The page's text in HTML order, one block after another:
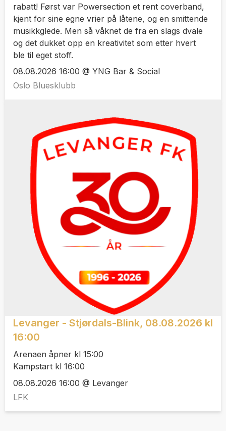
rabatt! Først var Powersection et rent coverband,
kjent for sine egne vrier på låtene, og en smittende
musikkglede. Men så våknet de fra en slags dvale
og det dukket opp en kreativitet som etter hvert
ble til eget stoff.
08.08.2026 16:00 @ YNG Bar & Social
Oslo Bluesklubb
Levanger - Stjørdals-Blink, 08.08.2026 kl
16:00
Arenaen åpner kl 15:00
Kampstart kl 16:00
08.08.2026 16:00 @ Levanger
LFK